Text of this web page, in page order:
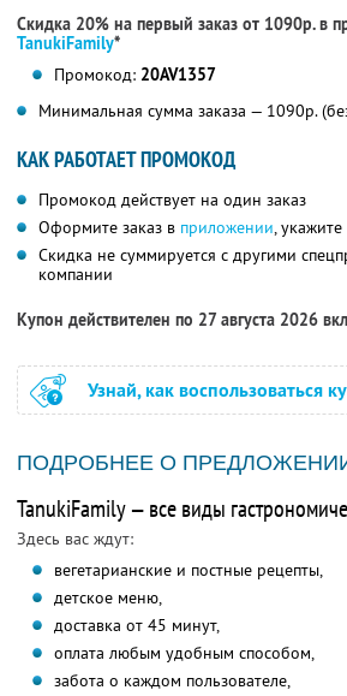
Скидка 20% на первый заказ от 1090р. в
TanukiFamily*
Промокод: 20AV1357
Минимальная сумма заказа — 1090р.
КАК РАБОТАЕТ ПРОМОКОД
Промокод действует на один заказ
Оформите заказ в приложении,
Скидка не суммируется с другими
компании
Купон действителен по 27 августа 2026
Узнай, как воспользоваться
ПОДРОБНЕЕ О
TanukiFamily — все виды
Здесь вас ждут:
вегетарианские и постные рецепты,
детское меню,
доставка от 45 минут,
оплата любым удобным способом,
забота о каждом пользователе,